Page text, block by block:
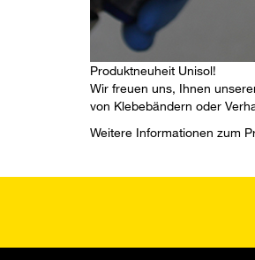
Produktneuheit Unisol!
Wir freuen uns, Ihnen
von Klebebändern oder
Weitere Informationen zum